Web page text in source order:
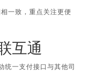
一致，重点关注更便
互通
统一支付接口与其他司